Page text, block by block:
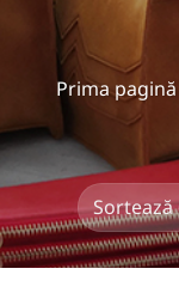
Prima pagină